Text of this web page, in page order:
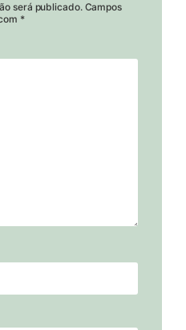
será publicado. Campos
*